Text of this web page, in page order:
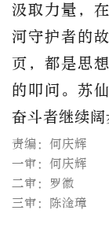
汲取力量，
河守护者的
页，都是思
的叩问。苏
奋斗者继续阔
责编：何庆辉
一审：何庆辉
二审：罗徽
三审：陈淦璋